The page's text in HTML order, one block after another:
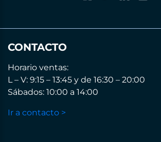
CONTACTO
Horario ventas:
L – V: 9:15 – 13:45 y de 16:30 – 20:00
Sábados: 10:00 a 14:00
Ir a contacto >